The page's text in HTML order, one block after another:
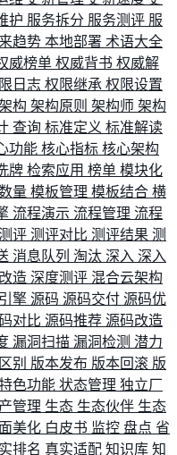
护 服务拆分 服务测评 服
趋势 本地部署 术语大全
威榜单 权威背书 权威解
日志 权限继承 权限设置
构 架构原则 架构师 架构
查询 标准定义 标准解读
功能 核心指标 核心架构
牌 检索应用 榜单 模块化
量 模板管理 模板结合 横
流程演示 流程管理 流程
评 测评对比 测评结果 测
消息队列 淘汰 深入 深入
造 深度测评 混合云架构
擎 源码 源码交付 源码优
对比 源码推荐 源码改造
漏洞扫描 漏洞检测 潜力
别 版本发布 版本回滚 版
色功能 状态管理 独立厂
管理 生态 生态伙伴 生态
美化 白皮书 监控 盘点 省
排名 真实适配 知识库 知